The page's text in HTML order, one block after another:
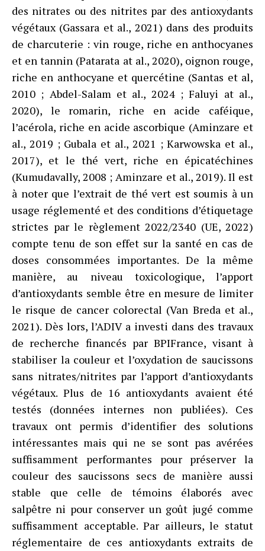
des nitrates ou des nitrites par des antioxydants
végétaux (Gassara et al., 2021) dans des produits
de charcuterie : vin rouge, riche en anthocyanes
et en tannin (Patarata at al., 2020), oignon rouge,
riche en anthocyane et quercétine (Santas et al,
2010 ; Abdel-Salam et al., 2024 ; Faluyi at al.,
2020), le romarin, riche en acide caféique,
l’acérola, riche en acide ascorbique (Aminzare et
al., 2019 ; Gubala et al., 2021 ; Karwowska et al.,
2017), et le thé vert, riche en épicatéchines
(Kumudavally, 2008 ; Aminzare et al., 2019). Il est
à noter que l’extrait de thé vert est soumis à un
usage réglementé et des conditions d’étiquetage
strictes par le règlement 2022/2340 (UE, 2022)
compte tenu de son effet sur la santé en cas de
doses consommées importantes. De la même
manière, au niveau toxicologique, l’apport
d’antioxydants semble être en mesure de limiter
le risque de cancer colorectal (Van Breda et al.,
2021). Dès lors, l’ADIV a investi dans des travaux
de recherche financés par BPIFrance, visant à
stabiliser la couleur et l’oxydation de saucissons
sans nitrates/nitrites par l’apport d’antioxydants
végétaux. Plus de 16 antioxydants avaient été
testés (données internes non publiées). Ces
travaux ont permis d’identifier des solutions
intéressantes mais qui ne se sont pas avérées
suffisamment performantes pour préserver la
couleur des saucissons secs de manière aussi
stable que celle de témoins élaborés avec
salpêtre ni pour conserver un goût jugé comme
suffisamment acceptable. Par ailleurs, le statut
réglementaire de ces antioxydants extraits de